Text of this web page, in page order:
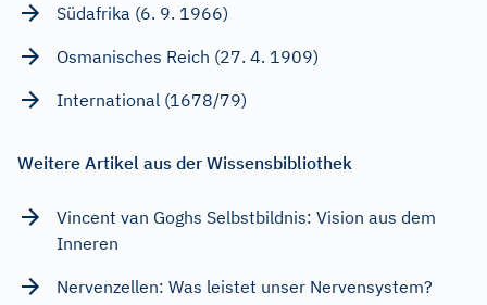
Südafrika (6. 9. 1966)
Osmanisches Reich (27. 4. 1909)
International (1678/79)
Weitere Artikel aus der Wissensbibliothek
Vincent van Goghs Selbstbildnis: Vision aus dem
Inneren
Nervenzellen: Was leistet unser Nervensystem?